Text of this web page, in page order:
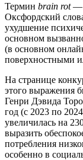
Термин brain rot—
Оксфордский
ухудшение
основном
(в основном
поверхностными
На странице
этого выражения
Генри Дэвида Торо
год (с 2023 по
увеличилась на
выразить
потребления
особенно в